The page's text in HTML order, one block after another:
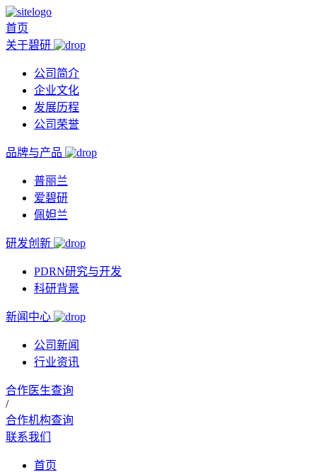
首页
关于碧研
公司简介
企业文化
发展历程
公司荣誉
品牌与产品
普丽兰
爱碧研
佩妲兰
研发创新
PDRN研究与开发
科研背景
新闻中心
公司新闻
行业资讯
合作医生查询
/
合作机构查询
联系我们
首页